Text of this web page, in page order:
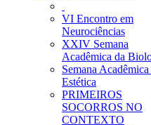
VI Encontro em
Neurociências
XXIV Semana
Acadêmica da
Semana Acadêmica
Estética
PRIMEIROS
SOCORROS NO
CONTEXTO